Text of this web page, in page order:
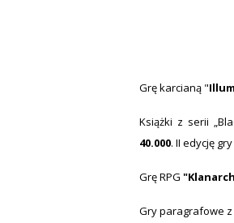
Grę karcianą "
Książki z serii
40.000. II edycję
Grę RPG
Gry paragrafowe